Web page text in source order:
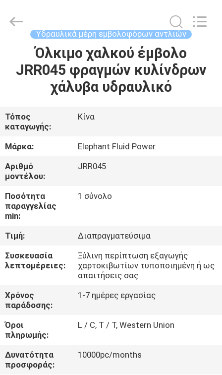
ΣΠΊΤΙ
ΠΡΟΪΌΝΤΑ
ΠΕΡΊΠΟΥ
ΕΜΕΊΣ
ΓΎΡΟΣ
ΕΡΓΟΣΤΑΣΊΩΝ
ΠΟΙΟΤΙΚΌΣ
ΈΛΕΓΧΟΣ
ΜΑΣ
ΣΕ
ΕΠΑΦΉ
ΜΕ
ΕΙΔΉΣΕΙΣ
Power
Co.,Ltd.
Υδραυλικά μέρη εμβολοφόρων αντλιών
Όλκιμο χαλκού έμβολο
JRR045 φραγμών κυλίνδρων
χάλυβα υδραυλικό
Τόπος
καταγωγής:
Κίνα
Μάρκα:
Elephant Fluid Power
Αριθμό
μοντέλου:
JRR045
Ποσότητα
παραγγελίας
min:
1 σύνολο
Τιμή:
Διαπραγματεύσιμα
Συσκευασία
λεπτομέρειες:
Ξύλινη περίπτωση εξαγωγής
χαρτοκιβωτίων τυποποιημένη ή ως
απαιτήσεις σας
Χρόνος
παράδοσης:
1-7 ημέρες εργασίας
Όροι
πληρωμής:
L / C, T / T, Western Union
Δυνατότητα
προσφοράς:
10000pc/months